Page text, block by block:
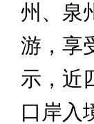
州、泉
游，享
示，近
口岸入